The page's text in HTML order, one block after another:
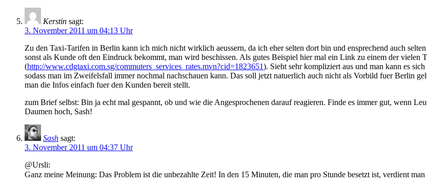
Kerstin sagt:
3. November 2011 um 04:13 Uhr
Zu den Taxi-Tarifen in Berlin kann ich mich nicht wirklich aeussern, da ich eher selten dort bin und ensprechend auch
sonst als Kunde oft den Eindruck bekommt, man wird beschissen. Als gutes Beispiel hier mal ein Link zu einem der vielen
(http://www.cdgtaxi.com.sg/commuters_services_rates.mvn?cid=1823651). Sieht sehr kompliziert aus und man kann es
sodass man im Zweifelsfall immer nochmal nachschauen kann. Das soll jetzt natuerlich auch nicht als Vorbild fuer Berlin
man die Infos einfach fuer den Kunden bereit stellt.
zum Brief selbst: Bin ja echt mal gespannt, ob und wie die Angesprochenen darauf reagieren. Finde es immer gut, wenn
Daumen hoch, Sash!
Sash sagt:
3. November 2011 um 04:37 Uhr
@Ursli:
Ganz meine Meinung: Das Problem ist die unbezahlte Zeit! In den 15 Minuten, die man pro Stunde besetzt ist, verdient